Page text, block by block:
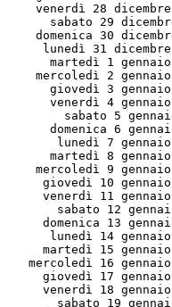
venerdì 28
sabato 29
domenica 30
lunedì 31
martedì 1
mercoledì 2
giovedì 3
venerdì 4
sabato 5
domenica 6
lunedì 7
martedì 8
mercoledì 9
giovedì 10
venerdì 11
sabato 12
domenica 13
lunedì 14
martedì 15
mercoledì 16
giovedì 17
venerdì 18
sabato 19